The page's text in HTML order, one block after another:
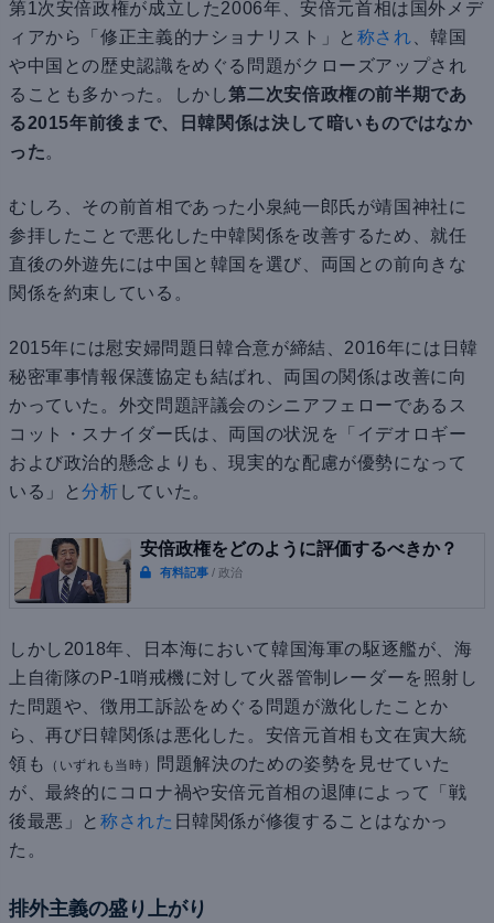
第1次安倍政権が成立した2006年、安倍元首相は国外メデ
ィアから「修正主義的ナショナリスト」と 称され 、韓国
や中国との歴史認識をめぐる問題がクローズアップされ
ることも多かった。しかし第二次安倍政権の前半期であ
る2015年前後まで、日韓関係は決して暗いものではなか
った。
むしろ、その前首相であった小泉純一郎氏が靖国神社に
参拝したことで悪化した中韓関係を改善するため、就任
直後の外遊先には中国と韓国を選び、両国との前向きな
関係を約束している。
2015年には慰安婦問題日韓合意が締結、2016年には日韓
秘密軍事情報保護協定も結ばれ、両国の関係は改善に向
かっていた。外交問題評議会のシニアフェローであるス
コット・スナイダー氏は、両国の状況を「イデオロギー
および政治的懸念よりも、現実的な配慮が優勢になって
いる」と分析 していた。
安倍政権をどのように評価するべきか？
有料記事 / 政治
しかし2018年、日本海において韓国海軍の駆逐艦が、海
上自衛隊のP-1哨戒機に対して火器管制レーダーを照射し
た問題や、徴用工訴訟をめぐる問題が激化したことか
ら、再び日韓関係は悪化した。安倍元首相も文在寅大統
領も
（いずれも当時）
問題解決のための姿勢を見せていた
が、最終的にコロナ禍や安倍元首相の退陣によって「戦
後最悪」と称された 日韓関係が修復することはなかっ
た。
排外主義の盛り上がり